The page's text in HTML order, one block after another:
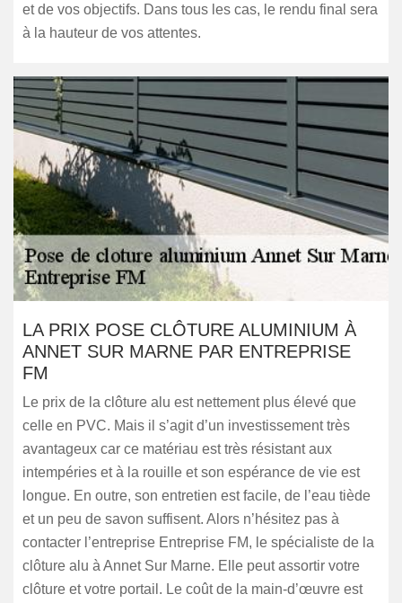
et de vos objectifs. Dans tous les cas, le rendu final sera
à la hauteur de vos attentes.
LA PRIX POSE CLÔTURE ALUMINIUM À
ANNET SUR MARNE PAR ENTREPRISE
FM
Le prix de la clôture alu est nettement plus élevé que
celle en PVC. Mais il s’agit d’un investissement très
avantageux car ce matériau est très résistant aux
intempéries et à la rouille et son espérance de vie est
longue. En outre, son entretien est facile, de l’eau tiède
et un peu de savon suffisent. Alors n’hésitez pas à
contacter l’entreprise Entreprise FM, le spécialiste de la
clôture alu à Annet Sur Marne. Elle peut assortir votre
clôture et votre portail. Le coût de la main-d’œuvre est